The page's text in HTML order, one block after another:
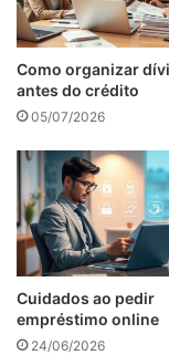
Como organizar
antes do crédito
05/07/2026
Cuidados ao pedir
empréstimo online
24/06/2026